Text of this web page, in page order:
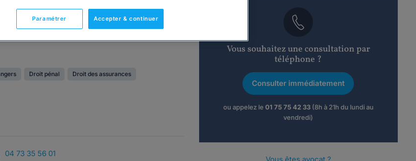
Droit pénal Droit des assurances
04 73 35 56 01
Vous souhaitez une consultation par
téléphone ?
Consulter immédiatement
ou appelez le 01 75 75 42 33(8h à 21h du lundi au
vendredi)
Accepter & continuer
Paramétrer